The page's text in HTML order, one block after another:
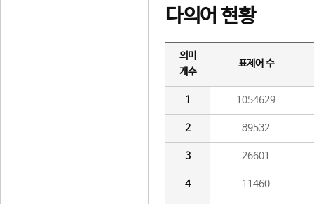
다의어 현황
의미
개수
표제어 수
1 1054629
2 89532
3 26601
4 11460